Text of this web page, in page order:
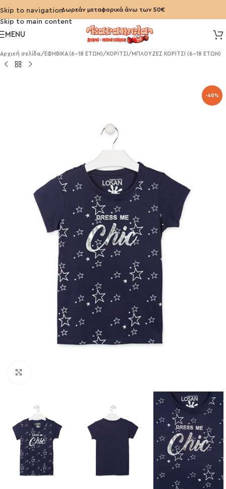
Skip to navigation
Skip to main content
Δωρεάν μεταφορικά άνω των 50€
MENU
Αρχική σελίδα/ ΕΦΗΒΙΚΑ (6-18 ΕΤΩΝ)/ ΚΟΡΙΤΣΙ /ΜΠΛΟΥΖΕΣ ΚΟΡΙΤΣΙ (6-18 ΕΤΩΝ)
-40%